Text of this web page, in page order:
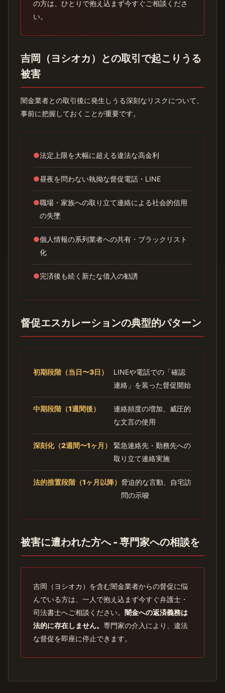
の方は、ひとりで抱え込まず今すぐご相談くださ
い。
吉岡（ヨシオカ）との取引で起こりうる
被害
闇金業者との取引後に発生しうる深刻なリスクについて、
事前に把握しておくことが重要です。
●法定上限を大幅に超える違法な高金利
●昼夜を問わない執拗な督促電話・LINE
●職場・家族への取り立て連絡による社会的信用
の失墜
●個人情報の系列業者への共有・ブラックリスト
化
●完済後も続く新たな借入の勧誘
督促エスカレーションの典型的パターン
初期段階（当日〜3日）
LINEや電話での「確認
連絡」を装った督促開始
中期段階（1週間後）
連絡頻度の増加、威圧的
な文言の使用
深刻化（2週間〜1ヶ月）
緊急連絡先・勤務先への
取り立て連絡実施
法的措置段階（1ヶ月以降） 脅迫的な言動、自宅訪
問の示唆
被害に遭われた方へ - 専門家への相談を
吉岡（ヨシオカ）を含む闇金業者からの督促に悩
んでいる方は、一人で抱え込まず今すぐ弁護士・
司法書士へご相談ください。 闇金への返済義務は
法的に存在しません。 専門家の介入により、違法
な督促を即座に停止できます。